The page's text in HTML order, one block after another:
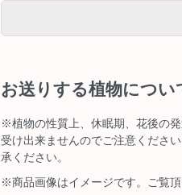
お送りする植物につい
※植物の性質上、休眠期、花後の
受け出来ませんのでご注意くださ
承ください。
※商品画像はイメージです。ご覧